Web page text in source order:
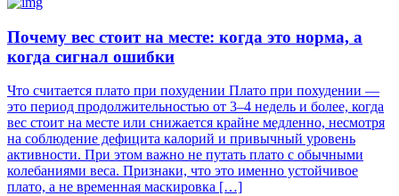
Почему вес стоит на месте: когда это норма, а
когда сигнал ошибки
Что считается плато при похудении Плато при похудении —
это период продолжительностью от 3–4 недель и более, когда
вес стоит на месте или снижается крайне медленно, несмотря
на соблюдение дефицита калорий и привычный уровень
активности. При этом важно не путать плато с обычными
колебаниями веса. Признаки, что это именно устойчивое
плато, а не временная маскировка […]